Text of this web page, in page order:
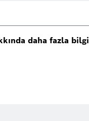
daha fazla bilgi